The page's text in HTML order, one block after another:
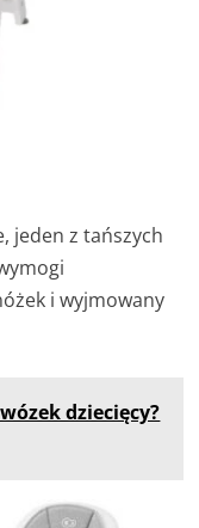
jeden z tańszych
i wyjmowany
dziecięcy?